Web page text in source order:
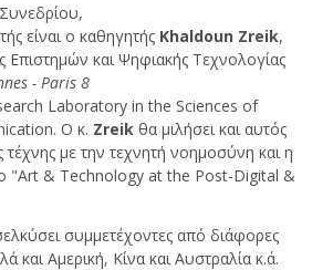
είναι o καθηγητής Khaldoun Zreik,
Επιστημών και Ψηφιακής Τεχνολογίας
- Paris 8
Laboratory in the Sciences of
Ο κ. Zreik θα μιλήσει και αυτός
με την τεχνητή νοημοσύνη και η
"Art & Technology at the Post-Digital &
συμμετέχοντες από διάφορες
και Αμερική, Κίνα και Αυστραλία κ.ά.